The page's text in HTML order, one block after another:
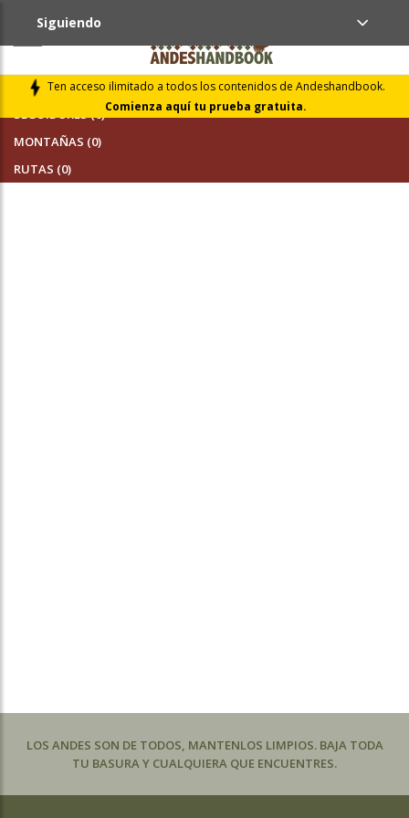
Ten acceso ilimitado a todos los contenidos de Andeshandbook.
Comienza aquí tu prueba gratuita.
Siguiendo
SEGUIDORES (0)
MONTAÑAS (0)
RUTAS (0)
LOS ANDES SON DE TODOS, MANTENLOS LIMPIOS. BAJA TODA
TU BASURA Y CUALQUIERA QUE ENCUENTRES.